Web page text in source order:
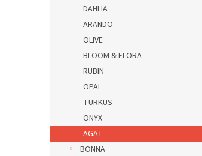
DAHLIA
ARANDO
OLIVE
BLOOM & FLORA
RUBIN
OPAL
TURKUS
ONYX
AGAT
BONNA